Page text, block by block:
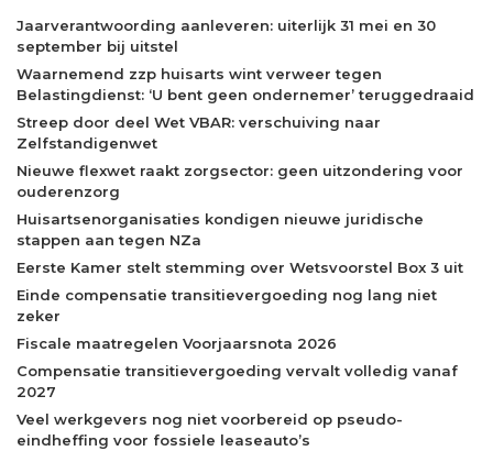
Jaarverantwoording aanleveren: uiterlijk 31 mei en 30
september bij uitstel
Waarnemend zzp huisarts wint verweer tegen
Belastingdienst: ‘U bent geen ondernemer’ teruggedraaid
Streep door deel Wet VBAR: verschuiving naar
Zelfstandigenwet
Nieuwe flexwet raakt zorgsector: geen uitzondering voor
ouderenzorg
Huisartsenorganisaties kondigen nieuwe juridische
stappen aan tegen NZa
Eerste Kamer stelt stemming over Wetsvoorstel Box 3 uit
Einde compensatie transitievergoeding nog lang niet
zeker
Fiscale maatregelen Voorjaarsnota 2026
Compensatie transitievergoeding vervalt volledig vanaf
2027
Veel werkgevers nog niet voorbereid op pseudo-
eindheffing voor fossiele leaseauto’s